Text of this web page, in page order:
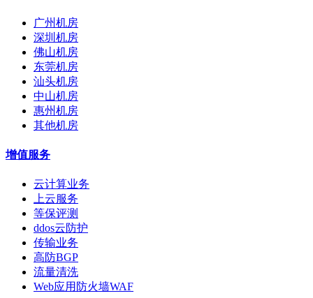
广州机房
深圳机房
佛山机房
东莞机房
汕头机房
中山机房
惠州机房
其他机房
增值服务
云计算业务
上云服务
等保评测
ddos云防护
传输业务
高防BGP
流量清洗
Web应用防火墙WAF